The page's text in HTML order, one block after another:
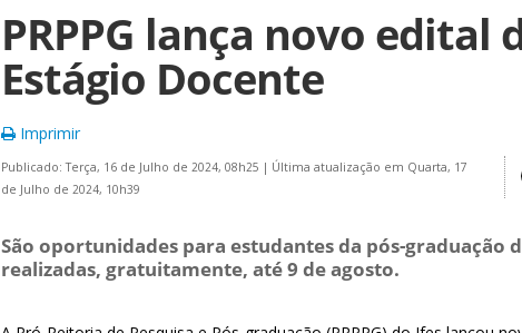
PRPPG lança novo edital
Estágio Docente
Imprimir
Publicado: Terça, 16 de Julho de 2024, 08h25 | Última atualização em Quarta, 17
de Julho de 2024, 10h39
São oportunidades para estudantes da pós-graduação
realizadas, gratuitamente, até 9 de agosto.